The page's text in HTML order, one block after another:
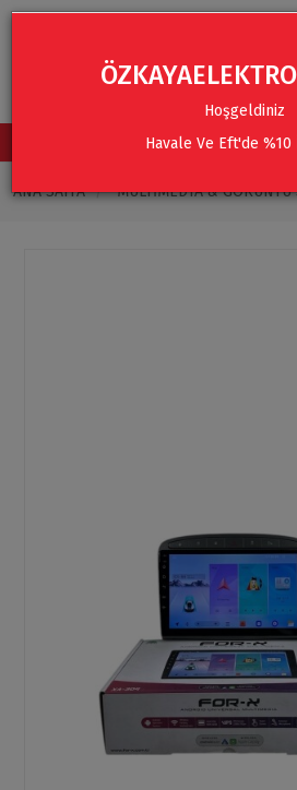
TÜM KATEGORİLER
ANA SAYFA MULTIMEDYA & GÖRÜNTÜ
Hoşgeldiniz
Havale Ve Eft'de